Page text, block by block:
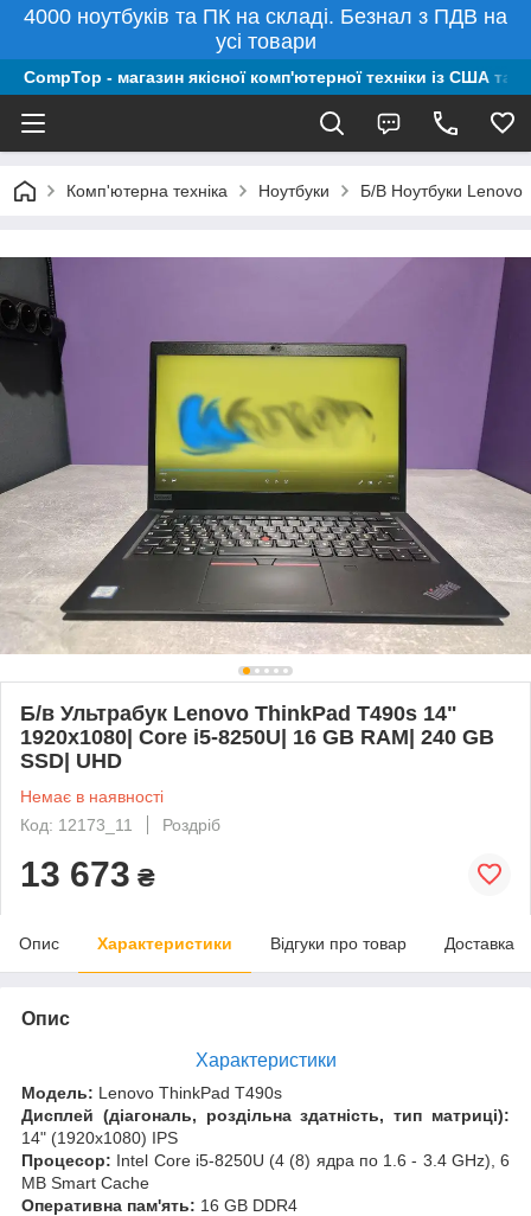
4000 ноутбуків та ПК на складі. Безнал з ПДВ на
усі товари
CompTop - магазин якісної комп'ютерної техніки із США та
Комп'ютерна техніка Ноутбуки Б/В Ноутбуки Lenovo
Б/в Ультрабук Lenovo ThinkPad T490s 14"
1920x1080| Core i5-8250U| 16 GB RAM| 240 GB
SSD| UHD
Немає в наявності
Код: 12173_11
Роздріб
13 673 ₴
Опис Характеристики Відгуки про товар Доставка
Опис
Характеристики
Модель: Lenovo ThinkPad T490s
Дисплей (діагональ, роздільна здатність, тип матриці):
14" (1920x1080) IPS
Процесор: Intel Core i5-8250U (4 (8) ядра по 1.6 - 3.4 GHz), 6
MB Smart Cache
Оперативна пам'ять: 16 GB DDR4